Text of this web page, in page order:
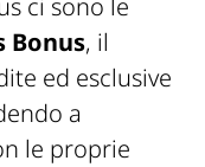
Bonus, il
ed esclusive
a
le proprie